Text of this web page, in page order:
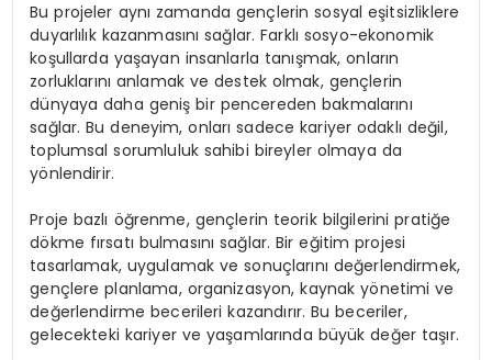
Bu projeler aynı zamanda gençlerin sosyal eşitsizliklere
duyarlılık kazanmasını sağlar. Farklı sosyo-ekonomik
koşullarda yaşayan insanlarla tanışmak, onların
zorluklarını anlamak ve destek olmak, gençlerin
dünyaya daha geniş bir pencereden bakmalarını
sağlar. Bu deneyim, onları sadece kariyer odaklı değil,
toplumsal sorumluluk sahibi bireyler olmaya da
yönlendirir.
Proje bazlı öğrenme, gençlerin teorik bilgilerini pratiğe
dökme fırsatı bulmasını sağlar. Bir eğitim projesi
tasarlamak, uygulamak ve sonuçlarını değerlendirmek,
gençlere planlama, organizasyon, kaynak yönetimi ve
değerlendirme becerileri kazandırır. Bu beceriler,
gelecekteki kariyer ve yaşamlarında büyük değer taşır.